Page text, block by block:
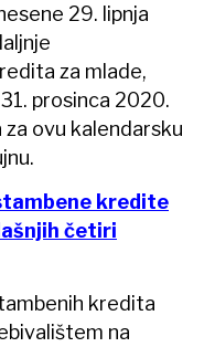
29. lipnja
za mlade,
prosinca 2020.
ovu kalendarsku
kredite
četiri
kredita
na